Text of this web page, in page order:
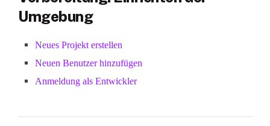
Umgebung
Neues Projekt erstellen
Neuen Benutzer hinzufügen
Anmeldung als Entwickler